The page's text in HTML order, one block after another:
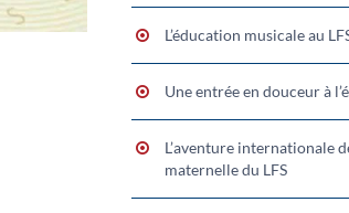
L’éducation musicale au
Une entrée en douceur à
L’aventure internationale
maternelle du LFS